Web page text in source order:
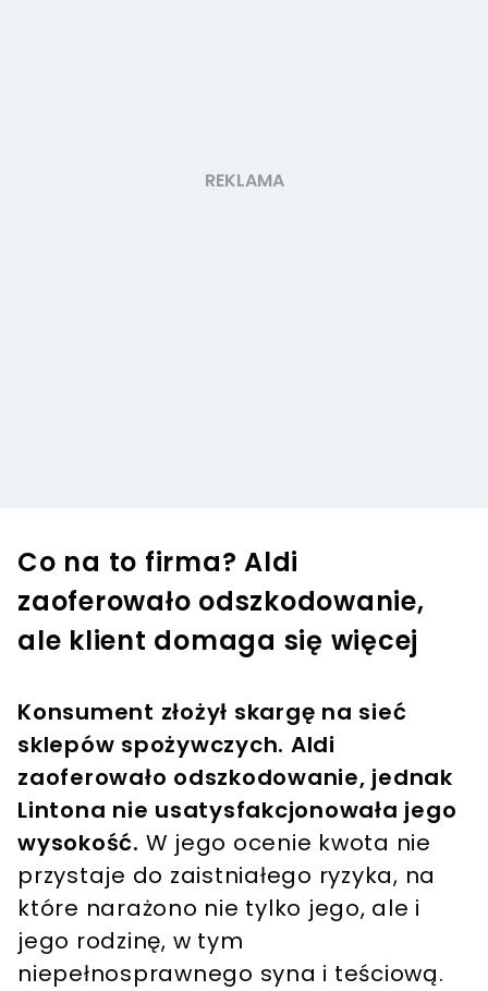
Co na to firma? Aldi
zaoferowało odszkodowanie,
ale klient domaga się więcej
Konsument złożył skargę na sieć
sklepów spożywczych. Aldi
zaoferowało odszkodowanie, jednak
Lintona nie usatysfakcjonowała jego
wysokość. W jego ocenie kwota nie
przystaje do zaistniałego ryzyka, na
które narażono nie tylko jego, ale i
jego rodzinę, w tym
niepełnosprawnego syna i teściową.